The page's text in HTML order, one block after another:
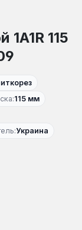
115
115 мм
Украина